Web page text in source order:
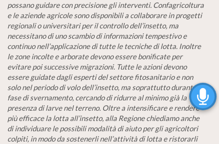
possano guidare con precisione gli interventi. Confagricoltura
e le aziende agricole sono disponibili a collaborare in progetti
regionali o universitari per il controllo dell’insetto, ma
necessitano di uno scambio di informazioni tempestivo e
continuo nell’applicazione di tutte le tecniche di lotta. Inoltre
le zone incolte e arborate devono essere bonificate per
evitare poi successive migrazioni. Tutte le azioni devono
essere guidate dagli esperti del settore fitosanitario e non
solo nel periodo di volo dell’insetto, ma soprattutto durante la
fase di svernamento, cercando di ridurre al minimo già la
presenza di larve nel terreno. Oltre a intensificare e rendere
più efficace la lotta all’insetto, alla Regione chiediamo anche
di individuare le possibili modalità di aiuto per gli agricoltori
colpiti, in modo da sostenerli nell’attività di lotta e ristorarli